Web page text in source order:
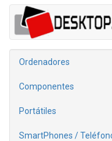
Ordenadores
Componentes
Portátiles
SmartPhones /